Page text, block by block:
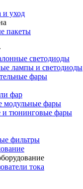
и уход
пакеты
светодиоды
лампы и светодиоды
фары
фар
модульные фары
тюнинговые фары
фильтры
тока